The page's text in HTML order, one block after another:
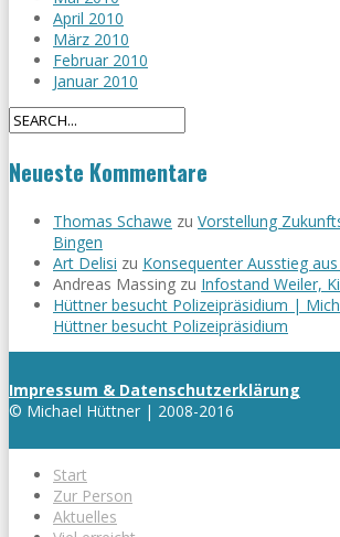
April 2010
März 2010
Februar 2010
Januar 2010
Neueste Kommentare
Thomas Schawe zu Vorstellung
Bingen
Art Delisi zu Konsequenter Ausstieg
Andreas Massing zu Infostand Weiler,
Hüttner besucht Polizeipräsidium |
Hüttner besucht Polizeipräsidium
Impressum & Datenschutzerklärung
© Michael Hüttner | 2008-2016
Start
Zur Person
Aktuelles